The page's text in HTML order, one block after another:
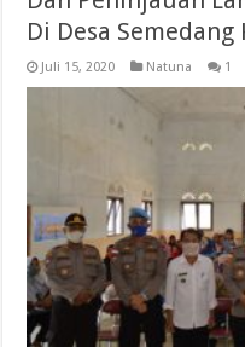
Di Desa
Juli 15, 2020 Natuna 1